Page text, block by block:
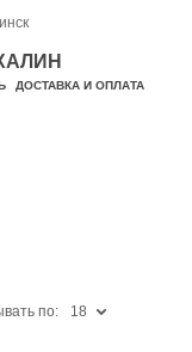
ДОСТАВКА И ОПЛАТА
по: 18